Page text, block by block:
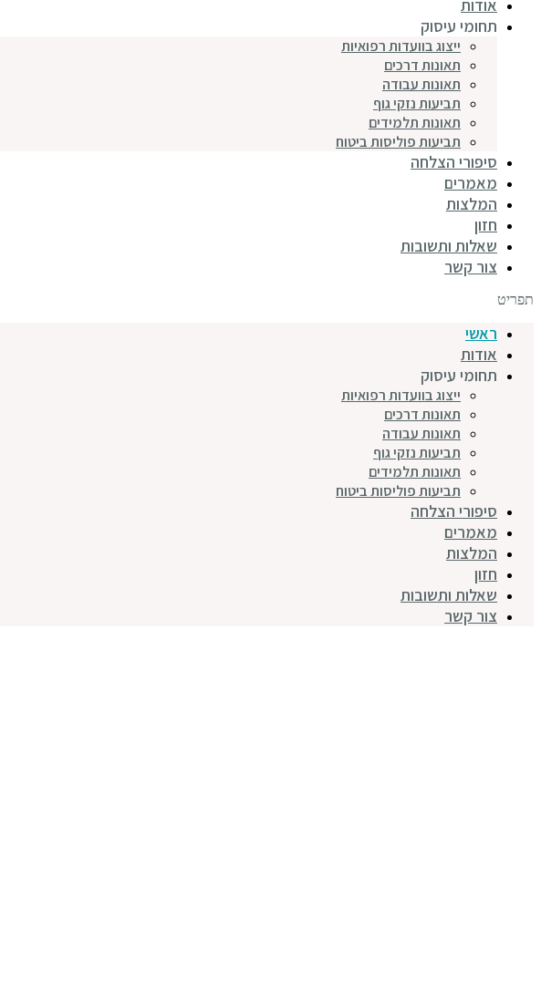
אודות
תחומי עיסוק
ייצוג בוועדות רפואיות
תאונות דרכים
תאונות עבודה
תביעות נזקי גוף
תאונות תלמידים
תביעות פוליסות ביטוח
סיפורי הצלחה
מאמרים
המלצות
חזון
שאלות ותשובות
צור קשר
תפריט
ראשי
אודות
תחומי עיסוק
ייצוג בוועדות רפואיות
תאונות דרכים
תאונות עבודה
תביעות נזקי גוף
תאונות תלמידים
תביעות פוליסות ביטוח
סיפורי הצלחה
מאמרים
המלצות
חזון
שאלות ותשובות
צור קשר